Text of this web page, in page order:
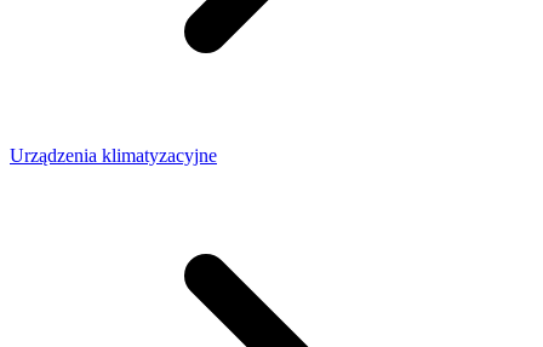
Urządzenia klimatyzacyjne